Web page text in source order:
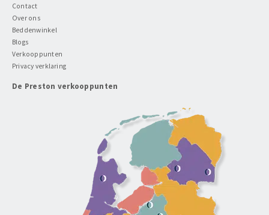
Contact
Over ons
Beddenwinkel
Blogs
Verkooppunten
Privacy verklaring
De Preston verkooppunten